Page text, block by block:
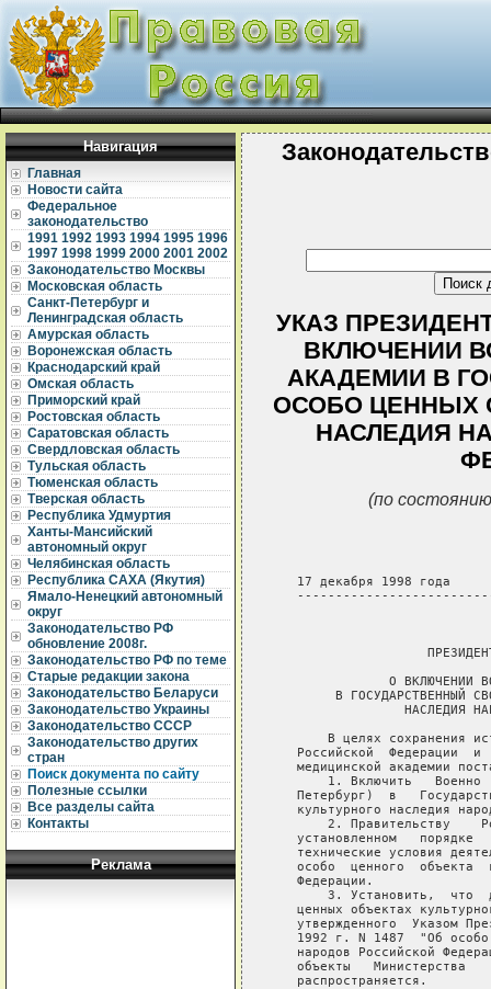
Навигация
Главная
Новости сайта
Федеральное
законодательство
1991 1992 1993 1994 1995 1996
1997 1998 1999 2000 2001 2002
Законодательство Москвы
Московская область
Санкт-Петербург и
Ленинградская область
Амурская область
Воронежская область
Краснодарский край
Омская область
Приморский край
Ростовская область
Саратовская область
Свердловская область
Тульская область
Тюменская область
Тверская область
Республика Удмуртия
Ханты-Мансийский
автономный округ
Челябинская область
Республика САХА (Якутия)
Ямало-Ненецкий автономный
округ
Законодательство РФ
обновление 2008г.
Законодательство РФ по теме
Старые редакции закона
Законодательство Беларуси
Законодательство Украины
Законодательство СССР
Законодательство других
стран
Поиск документа по сайту
Полезные ссылки
Все разделы сайта
Контакты
Реклама
УКАЗ
ВКЛЮЧЕНИИ
АКАДЕМИИ В
ОСОБО ЦЕННЫХ
НАСЛЕДИЯ
(по
17 декабря 1998 года
О ВКЛЮЧЕНИИ
В ГОСУДАРСТВЕННЫЙ
НАСЛЕДИЯ
В целях сохранения
Российской  Федерации  и
медицинской академии
1. Включить   Военно
Петербург)  в
культурного наследия
2. Правительству
установленном   порядке
технические условия
особо  ценного  объекта
   Федерации.
3. Установить,  что
ценных объектах
утвержденного  Указом
1992 г. N 1487  "Об
народов Российской
объекты   Министерства
   распространяется.